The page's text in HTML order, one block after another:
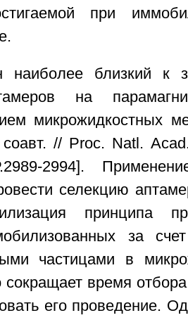
при
наиболее близкий к
на
микрожидкостных
// Proc. Natl.
2994].
селекцию
принципа
за
частицами в
сокращает время
его проведение.